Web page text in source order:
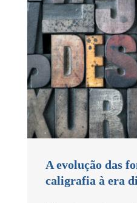
A evolução das
caligrafia à era